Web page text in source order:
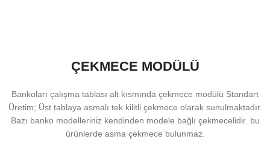
ÇEKMECE MODÜLÜ
Bankoları çalışma tablası alt kısmında çekmece modülü Standart
Üretim; Üst tablaya asmalı tek kilitli çekmece olarak sunulmaktadır.
Bazı banko modelleriniz kendinden modele bağlı çekmecelidir. bu
ürünlerde asma çekmece bulunmaz.